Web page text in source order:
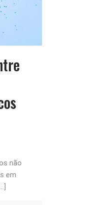
não
em